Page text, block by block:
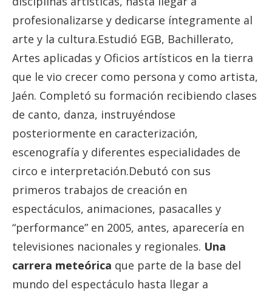
profesionalizarse y dedicarse íntegramente al
arte y la cultura.Estudió EGB, Bachillerato,
Artes aplicadas y Oficios artísticos en la tierra
que le vio crecer como persona y como artista,
Jaén. Completó su formación recibiendo clases
de canto, danza, instruyéndose
posteriormente en caracterización,
escenografía y diferentes especialidades de
circo e interpretación.Debutó con sus
primeros trabajos de creación en
espectáculos, animaciones, pasacalles y
“performance” en 2005, antes, aparecería en
televisiones nacionales y regionales. Una
carrera meteórica que parte de la base del
mundo del espectáculo hasta llegar a